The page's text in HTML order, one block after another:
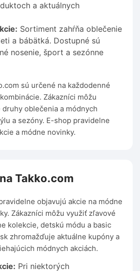
a aktuálnych
Sortiment zahŕňa oblečenie
a bábätká. Dostupné sú
nosenie, šport a sezónne
sú určené na každodenné
Zákazníci môžu
oblečenia a módnych
a sezóny. E-shop pravidelne
a módne novinky.
Takko.com
objavujú akcie na módne
Zákazníci môžu využiť zľavové
kolekcie, detskú módu a basic
zhromažďuje aktuálne kupóny a
módnych akciách.
Pri niektorých